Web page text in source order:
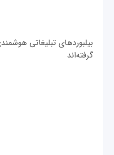
بیلبوردهای تبلیغاتی
گرفته‌اند